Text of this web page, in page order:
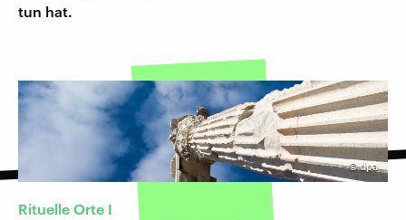
tun hat.
©dpa
Rituelle Orte I